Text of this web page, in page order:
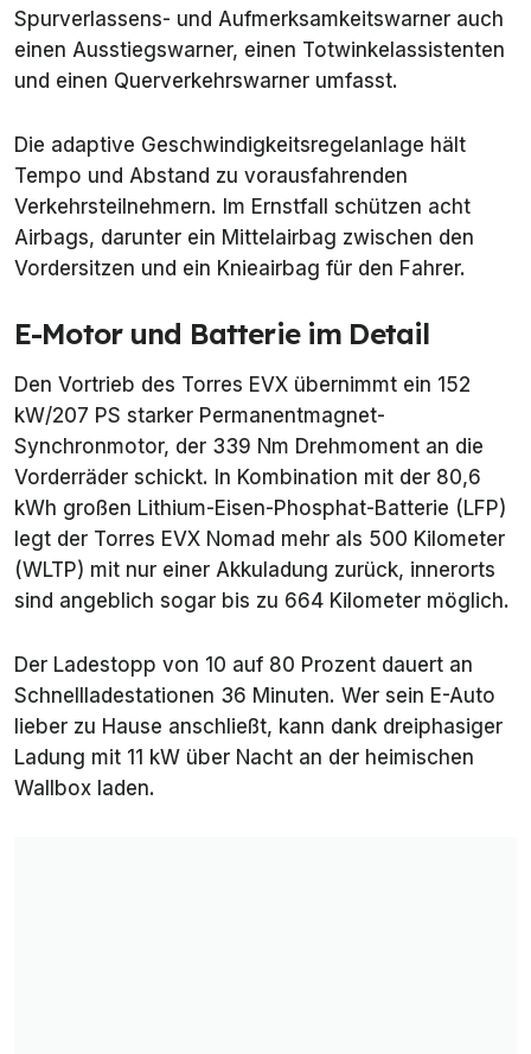
Spurverlassens- und Aufmerksamkeitswarner auch
einen Ausstiegswarner, einen Totwinkelassistenten
und einen Querverkehrswarner umfasst.
Die adaptive Geschwindigkeitsregelanlage hält
Tempo und Abstand zu vorausfahrenden
Verkehrsteilnehmern. Im Ernstfall schützen acht
Airbags, darunter ein Mittelairbag zwischen den
Vordersitzen und ein Knieairbag für den Fahrer.
E-Motor und Batterie im Detail
Den Vortrieb des Torres EVX übernimmt ein 152
kW/207 PS starker Permanentmagnet-
Synchronmotor, der 339 Nm Drehmoment an die
Vorderräder schickt. In Kombination mit der 80,6
kWh großen Lithium-Eisen-Phosphat-Batterie (LFP)
legt der Torres EVX Nomad mehr als 500 Kilometer
(WLTP) mit nur einer Akkuladung zurück, innerorts
sind angeblich sogar bis zu 664 Kilometer möglich.
Der Ladestopp von 10 auf 80 Prozent dauert an
Schnellladestationen 36 Minuten. Wer sein E-Auto
lieber zu Hause anschließt, kann dank dreiphasiger
Ladung mit 11 kW über Nacht an der heimischen
Wallbox laden.